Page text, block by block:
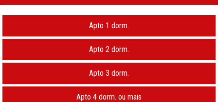
Apto 1 dorm.
Apto 2 dorm.
Apto 3 dorm.
Apto 4 dorm. ou mais